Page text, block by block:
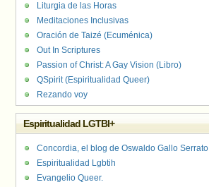
Liturgia de las Horas
Meditaciones Inclusivas
Oración de Taizé (Ecuménica)
Out In Scriptures
Passion of Christ: A Gay Vision (Libro)
QSpirit (Espiritualidad Queer)
Rezando voy
Espiritualidad LGTBI+
Concordia, el blog de Oswaldo Gallo Serrato
Espiritualidad Lgbtih
Evangelio Queer.